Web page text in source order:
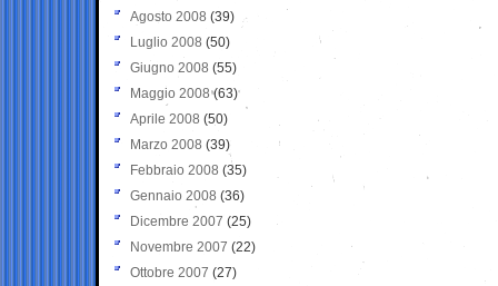
Agosto 2008 (39)
Luglio 2008 (50)
Giugno 2008 (55)
Maggio 2008(63)
Aprile 2008 (50)
Marzo 2008 (39)
Febbraio 2008 (35)
Gennaio 2008 (36)
Dicembre 2007 (25)
Novembre 2007 (22)
Ottobre 2007 (27)